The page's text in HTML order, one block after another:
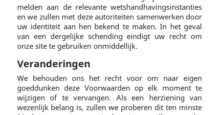
melden aan de relevante wetshandhavingsinstanties
en we zullen met deze autoriteiten samenwerken door
uw identiteit aan hen bekend te maken. In het geval
van een dergelijke schending eindigt uw recht om
onze site te gebruiken onmiddellijk.
Veranderingen
We behouden ons het recht voor om naar eigen
goeddunken deze Voorwaarden op elk moment te
wijzigen of te vervangen. Als een herziening van
wezenlijk belang is, zullen we proberen dit ten minste